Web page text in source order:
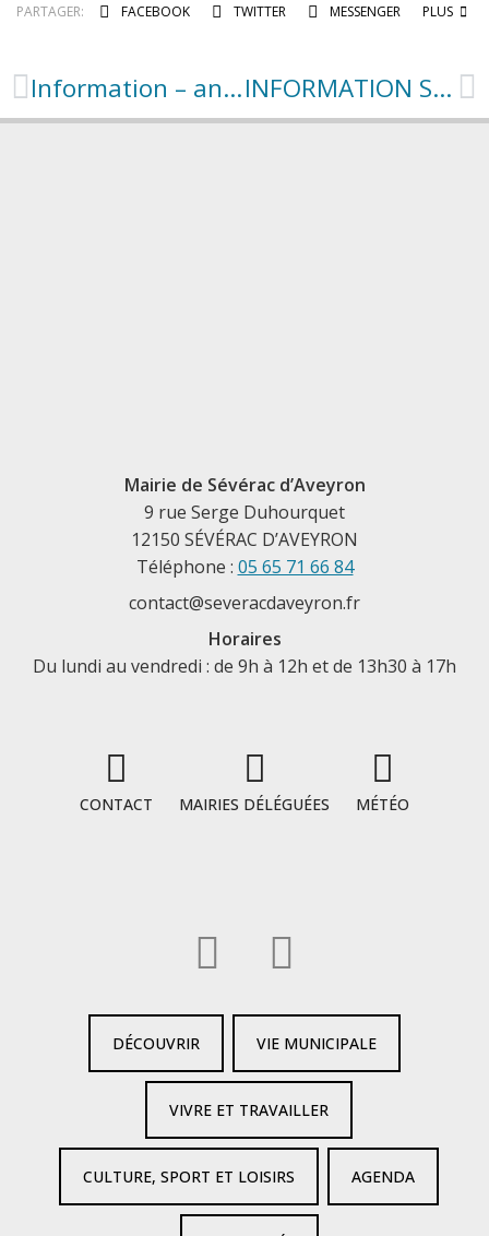
PARTAGER: FACEBOOK TWITTER MESSENGER PLUS
Information – analyse des mobilités Exemplaire INFORMATION SUR LE PORT DU MASQUE
Mairie de Sévérac d’Aveyron
9 rue Serge Duhourquet
12150 SÉVÉRAC D’AVEYRON
Téléphone : 05 65 71 66 84
contact@severacdaveyron.fr
Horaires
Du lundi au vendredi : de 9h à 12h et de 13h30 à 17h
CONTACT MAIRIES DÉLÉGUÉES MÉTÉO
DÉCOUVRIR VIE MUNICIPALE
VIVRE ET TRAVAILLER
CULTURE, SPORT ET LOISIRS AGENDA